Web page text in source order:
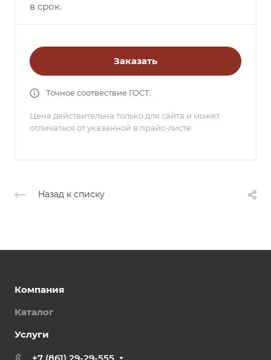
в срок.
Заказать
Точное соотвествие ГОСТ.
Цена действительна только для сайта и может
отличаться от указанной в прайс-листе
Назад к списку
Компания
Каталог
Услуги